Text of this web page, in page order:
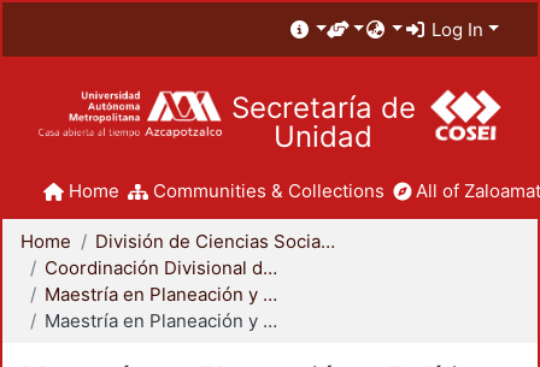
Log In
Secretaría de
Unidad
Home Communities & Collections All of
Home
División de Ciencias Sociales y Humanidades
Coordinación Divisional de Posgrado
Maestría en Planeación y Políticas Metropolitanas
Maestría en Planeación y Políticas Metropolitanas